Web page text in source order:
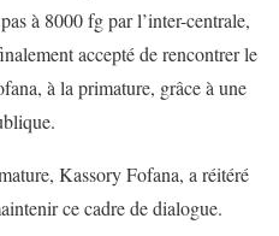
à 8000 fg par l’inter-centrale,
accepté de rencontrer le
à la primature, grâce à une
Kassory Fofana, a réitéré
ce cadre de dialogue.